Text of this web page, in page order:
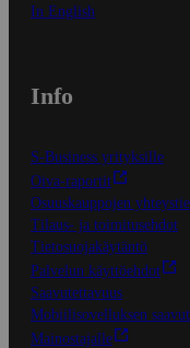
In English
Info
S-Business yrityksille
Oiva-raportit
Osuuskauppojen
Tilaus- ja toimitusehdot
Tietosuojakäytäntö
Palvelun käyttöehdot
Saavutettavuus
Mobiilisovelluksen
Mainostajalle